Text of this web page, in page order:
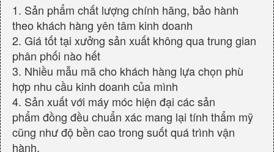
1. Sản phẩm chất lượng chính hãng, bảo hành
theo khách hàng yên tâm kinh doanh
2. Giá tốt tại xưởng sản xuất không qua trung gian
phân phối nào hết
3. Nhiều mẫu mã cho khách hàng lựa chọn phù
hợp nhu cầu kinh doanh của mình
4. Sản xuất với máy móc hiện đại các sản
phẩm đồng đều chuẩn xác mang lại tính thẩm mỹ
cũng như độ bền cao trong suốt quá trình vận
hành.